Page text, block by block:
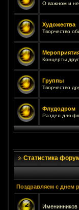
О важном и не
Художества
Творчество
Концерты
Группы
Творчество
Флудодром
Раздел для
Статистика
Поздравляем с днем
Именинников